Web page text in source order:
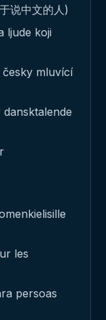
说中文的人)
ljude koji
mluvící
les
persoas